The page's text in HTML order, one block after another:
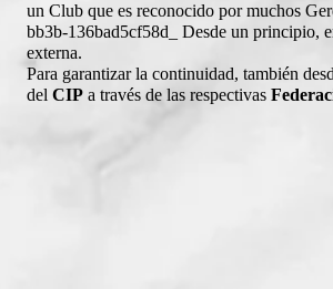
un Club que es reconocido por muchos
bb3b-136bad5cf58d_ Desde un principio,
externa.
Para garantizar la continuidad, también
del CIP a través de las respectivas